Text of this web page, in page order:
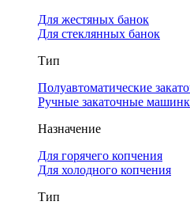
Для жестяных банок
Для стеклянных банок
Тип
Полуавтоматические
Ручные закаточные
Назначение
Для горячего копчения
Для холодного копчения
Тип